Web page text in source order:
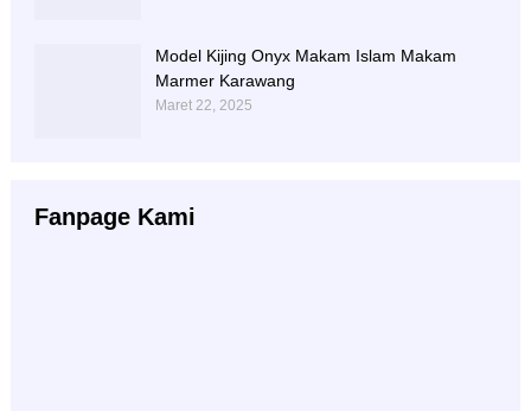
Model Kijing Onyx Makam Islam Makam
Marmer Karawang
Maret 22, 2025
Fanpage Kami